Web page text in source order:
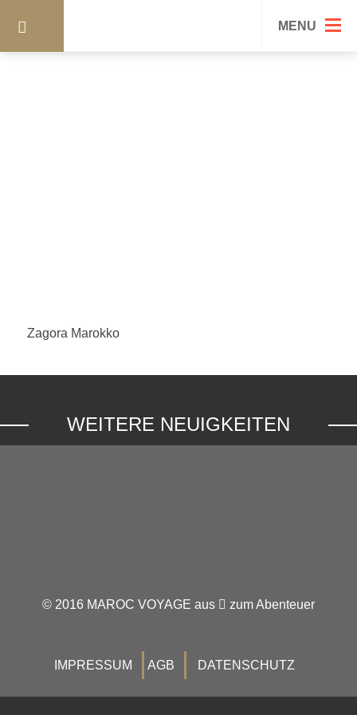
MENU
Zagora Marokko
WEITERE NEUIGKEITEN
© 2016 MAROC VOYAGE aus zum Abenteuer
IMPRESSUM AGB DATENSCHUTZ